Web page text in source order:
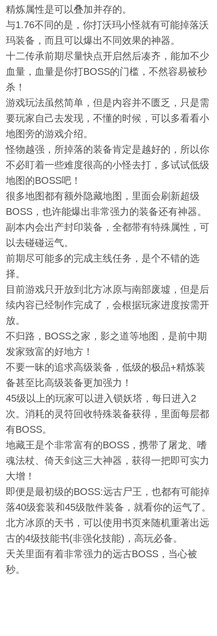
精炼属性是可以叠加并存的。
与1.76不同的是，你打沃玛小怪就有可能掉落沃
玛装备，而且可以爆出不同效果的神器。
十二传承前期尽量快点开启然后凑齐，能加不少
血量，血量是你打BOSS的门槛，不然容易被秒
杀！
游戏玩法虽然简单，但是内容并不匮乏，只是需
要玩家自己去发现，不懂的时候，可以多看看小
地图旁的游戏介绍。
怪物越强，所掉落的装备肯定是越好的，所以你
不必盯着一些难度很高的小怪去打，多试试低级
地图的BOSS吧！
很多地图都有额外隐藏地图，里面会刷新超级
BOSS，也许能爆出非常强力的装备还有神器。
副本内会出产封印装备，全都带有特殊属性，可
以去碰碰运气。
前期尽可能多的完成主线任务，是个不错的选
择。
目前游戏只开放到北方冰原与南部废墟，但是后
续内容已经制作完成了，会根据玩家进度按需开
放。
不归路，BOSS之家，影之道等地图，是前中期
发家致富的好地方！
不要一昧的追求高级装备，低级的极品+精炼装
备甚至比高级装备更加强力！
45级以上的玩家可以进入锁妖塔，每日进入2
次。消耗的灵符回收特殊装备获得，里面每层都
有BOSS。
地藏王是个非常富有的BOSS，携带了屠龙、嗜
魂法杖、倚天剑这三大神器，获得一把即可实力
大增！
即便是最初级的BOSS:远古尸王，也都有可能掉
落40级套装和45级散件装备，就看你的运气了。
北方冰原的天书，可以使用书页来随机重著出远
古的4级技能书(非强化技能)，高玩必备。
天关里面有着非常强力的远古BOSS，当心被
秒。